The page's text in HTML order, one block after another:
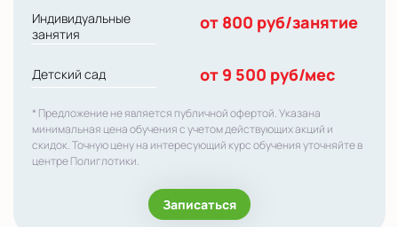
Индивидуальные
занятия
от 800 руб/занятие
Детский сад от 9 500 руб/мес
* Предложение не является публичной офертой. Указана
минимальная цена обучения с учетом действующих акций и
скидок. Точную цену на интересующий курс обучения уточняйте в
центре Полиглотики.
Записаться